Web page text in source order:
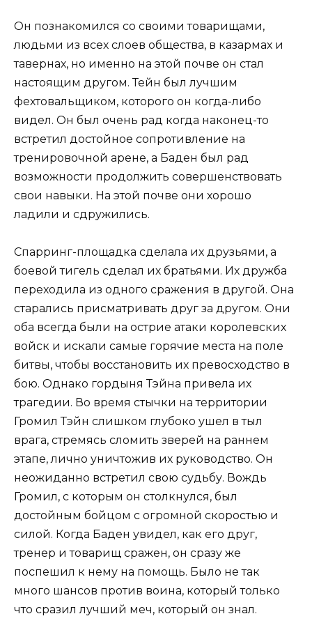
Он познакомился со своими товарищами,
людьми из всех слоев общества, в казармах и
тавернах, но именно на этой почве он стал
настоящим другом. Тейн был лучшим
фехтовальщиком, которого он когда-либо
видел. Он был очень рад когда наконец-то
встретил достойное сопротивление на
тренировочной арене, а Баден был рад
возможности продолжить совершенствовать
свои навыки. На этой почве они хорошо
ладили и сдружились.
Спарринг-площадка сделала их друзьями, а
боевой тигель сделал их братьями. Их дружба
переходила из одного сражения в другой. Она
старались присматривать друг за другом. Они
оба всегда были на острие атаки королевских
войск и искали самые горячие места на поле
битвы, чтобы восстановить их превосходство в
бою. Однако гордыня Тэйна привела их
трагедии. Во время стычки на территории
Громил Тэйн слишком глубоко ушел в тыл
врага, стремясь сломить зверей на раннем
этапе, лично уничтожив их руководство. Он
неожиданно встретил свою судьбу. Вождь
Громил, с которым он столкнулся, был
достойным бойцом с огромной скоростью и
силой. Когда Баден увидел, как его друг,
тренер и товарищ сражен, он сразу же
поспешил к нему на помощь. Было не так
много шансов против воина, который только
что сразил лучший меч, который он знал.